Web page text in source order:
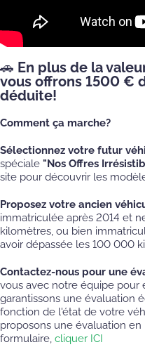
🚗 En plus de la
vous offrons 1500 €
déduite!
Comment ça marche?
Sélectionnez votre futur
spéciale "Nos Offres
site pour découvrir les
Proposez votre ancien
immatriculée après 2014 et
kilomètres, ou bien
avoir dépassée les 100 000
Contactez-nous pour une
vous avec notre équipe pour
garantissons une évaluation
fonction de l'état de votre
proposons une évaluation
formulaire, cliquer ICI